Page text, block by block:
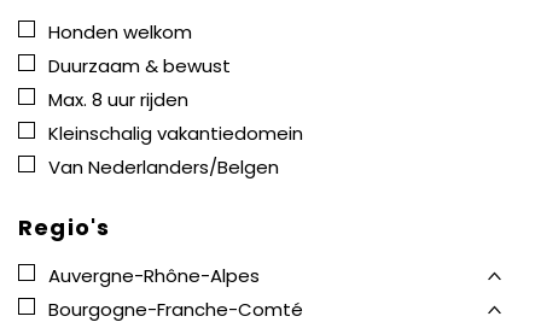
Honden welkom
Duurzaam & bewust
Max. 8 uur rijden
Kleinschalig vakantiedomein
Van Nederlanders/Belgen
Regio's
Auvergne-Rhône-Alpes
Bourgogne-Franche-Comté